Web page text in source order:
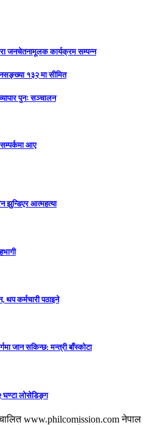
जनचेतनामूलक कार्यक्रम सम्पन्न
१३२ मा सीमित
पुनः सञ्चालन
आए
झुन्डिएर आत्महत्या
थप कर्मचारी पठाइने
जान सकिन्छ: मन्त्री बाँस्कोटा
घण्टा लोसेडिङ्ग
www.philcomission.com नेपाल